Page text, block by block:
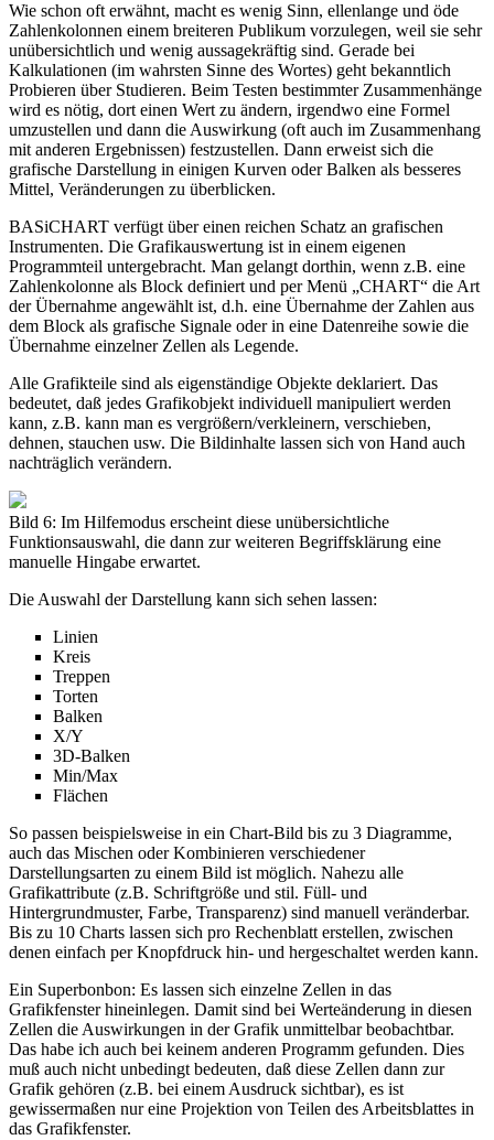
Wie schon oft erwähnt, macht es wenig Sinn, ellenlange und öde
Zahlenkolonnen einem breiteren Publikum vorzulegen, weil sie sehr
unübersichtlich und wenig aussagekräftig sind. Gerade bei
Kalkulationen (im wahrsten Sinne des Wortes) geht bekanntlich
Probieren über Studieren. Beim Testen bestimmter Zusammenhänge
wird es nötig, dort einen Wert zu ändern, irgendwo eine Formel
umzustellen und dann die Auswirkung (oft auch im Zusammenhang
mit anderen Ergebnissen) festzustellen. Dann erweist sich die
grafische Darstellung in einigen Kurven oder Balken als besseres
Mittel, Veränderungen zu überblicken.
BASiCHART verfügt über einen reichen Schatz an grafischen
Instrumenten. Die Grafikauswertung ist in einem eigenen
Programmteil untergebracht. Man gelangt dorthin, wenn z.B. eine
Zahlenkolonne als Block definiert und per Menü „CHART“ die Art
der Übernahme angewählt ist, d.h. eine Übernahme der Zahlen aus
dem Block als grafische Signale oder in eine Datenreihe sowie die
Übernahme einzelner Zellen als Legende.
Alle Grafikteile sind als eigenständige Objekte deklariert. Das
bedeutet, daß jedes Grafikobjekt individuell manipuliert werden
kann, z.B. kann man es vergrößern/verkleinern, verschieben,
dehnen, stauchen usw. Die Bildinhalte lassen sich von Hand auch
nachträglich verändern.
Bild 6: Im Hilfemodus erscheint diese unübersichtliche
Funktionsauswahl, die dann zur weiteren Begriffsklärung eine
manuelle Hingabe erwartet.
Die Auswahl der Darstellung kann sich sehen lassen:
Linien
Kreis
Treppen
Torten
Balken
X/Y
3D-Balken
Min/Max
Flächen
So passen beispielsweise in ein Chart-Bild bis zu 3 Diagramme,
auch das Mischen oder Kombinieren verschiedener
Darstellungsarten zu einem Bild ist möglich. Nahezu alle
Grafikattribute (z.B. Schriftgröße und stil. Füll- und
Hintergrundmuster, Farbe, Transparenz) sind manuell veränderbar.
Bis zu 10 Charts lassen sich pro Rechenblatt erstellen, zwischen
denen einfach per Knopfdruck hin- und hergeschaltet werden kann.
Ein Superbonbon: Es lassen sich einzelne Zellen in das
Grafikfenster hineinlegen. Damit sind bei Werteänderung in diesen
Zellen die Auswirkungen in der Grafik unmittelbar beobachtbar.
Das habe ich auch bei keinem anderen Programm gefunden. Dies
muß auch nicht unbedingt bedeuten, daß diese Zellen dann zur
Grafik gehören (z.B. bei einem Ausdruck sichtbar), es ist
gewissermaßen nur eine Projektion von Teilen des Arbeitsblattes in
das Grafikfenster.